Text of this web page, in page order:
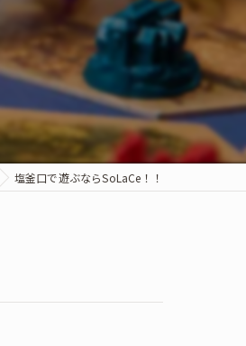
大人
大人数
個室
相席
塩釜口で遊ぶならSoLaCe！！